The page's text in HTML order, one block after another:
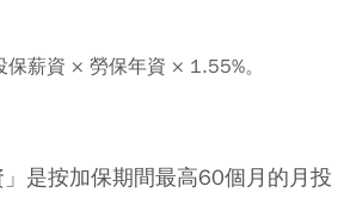
薪資 × 勞保年資 × 1.55%。
」是按加保期間最高60個月的月投